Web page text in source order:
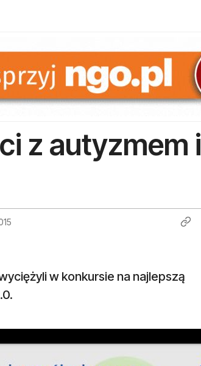
z autyzmem i
w konkursie na najlepszą